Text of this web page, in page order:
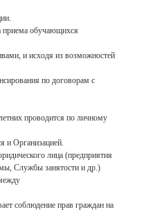
приема обучающихся
и исходя из возможностей
по договорам с
проводится по личному
и Организацией.
лица (предприятия
Службы занятости и др.)
соблюдение прав граждан на